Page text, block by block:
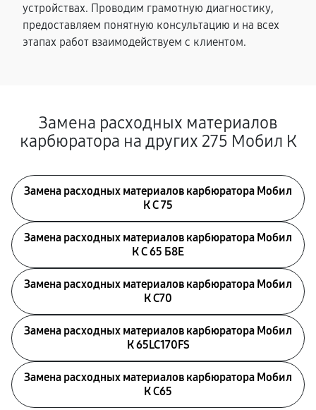
устройствах. Проводим грамотную диагностику,
предоставляем понятную консультацию и на всех
этапах работ взаимодействуем с клиентом.
Замена расходных материалов
карбюратора на других 275 Мобил К
Замена расходных материалов карбюратора Мобил
К С 75
Замена расходных материалов карбюратора Мобил
К С 65 Б8Е
Замена расходных материалов карбюратора Мобил
К С70
Замена расходных материалов карбюратора Мобил
К 65LC170FS
Замена расходных материалов карбюратора Мобил
К С65